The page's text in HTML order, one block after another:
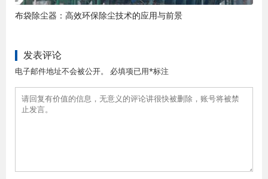
布袋除尘器：高效环保除尘技术的应用与前景
发表评论
电子邮件地址不会被公开。 必填项已用*标注